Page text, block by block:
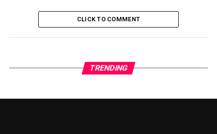
CLICK TO COMMENT
TRENDING